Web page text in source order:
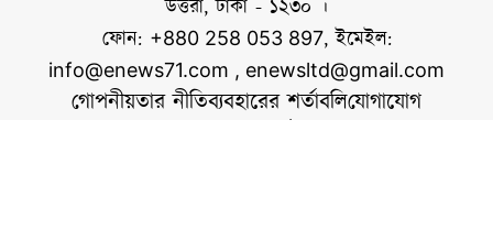
বাতিল করা হয়েছে।
ফলে দূর-দূরান্ত থেকে
আসা
উত্তরা, ঢাকা - ১২৩০ ।
ফোন: +880 258 053 897, ইমেইল:
info@enews71.com , enewsltd@gmail.com
গোপনীয়তার নীতিব্যবহারের শর্তাবলিযোগাযোগ